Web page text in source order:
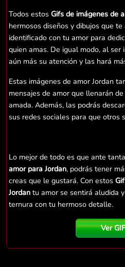
Todos estos Gifs de imágenes de
hermosos diseños y dibujos que
identificado con tu amor para
quien amas. De igual modo, al
aún más su atención y las hará
Estas imágenes de amor Jordan
mensajes de amor que llenarán
amada. Además, las podrás
sus redes sociales para que otros
Lo mejor de todo es que ante
amor para Jordan, podrás tener
creas que le gustará. Con estos
Jordan tu amor se sentirá aludida
ternura con tu hermoso detalle.
Ver